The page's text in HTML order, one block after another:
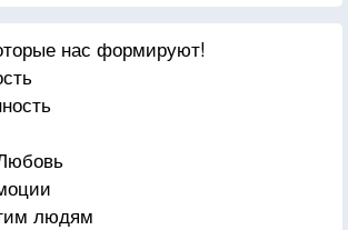
нас формируют!
людям